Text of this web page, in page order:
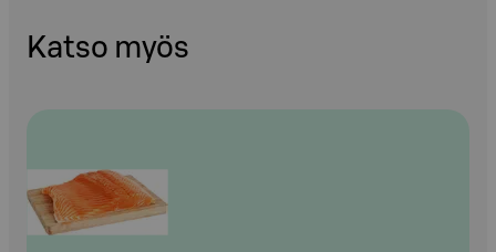
Katso myös